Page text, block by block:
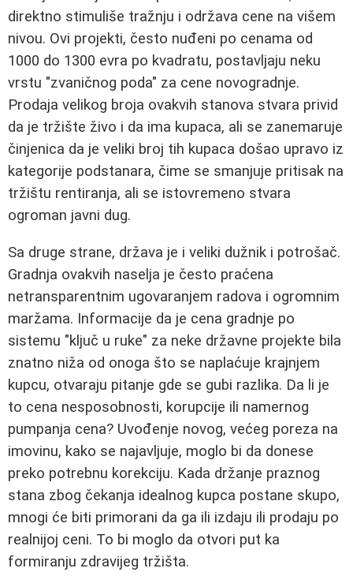
direktno stimuliše tražnju i održava cene na višem
nivou. Ovi projekti, često nuđeni po cenama od
1000 do 1300 evra po kvadratu, postavljaju neku
vrstu "zvaničnog poda" za cene novogradnje.
Prodaja velikog broja ovakvih stanova stvara privid
da je tržište živo i da ima kupaca, ali se zanemaruje
činjenica da je veliki broj tih kupaca došao upravo iz
kategorije podstanara, čime se smanjuje pritisak na
tržištu rentiranja, ali se istovremeno stvara
ogroman javni dug.
Sa druge strane, država je i veliki dužnik i potrošač.
Gradnja ovakvih naselja je često praćena
netransparentnim ugovaranjem radova i ogromnim
maržama. Informacije da je cena gradnje po
sistemu "ključ u ruke" za neke državne projekte bila
znatno niža od onoga što se naplaćuje krajnjem
kupcu, otvaraju pitanje gde se gubi razlika. Da li je
to cena nesposobnosti, korupcije ili namernog
pumpanja cena? Uvođenje novog, većeg poreza na
imovinu, kako se najavljuje, moglo bi da donese
preko potrebnu korekciju. Kada držanje praznog
stana zbog čekanja idealnog kupca postane skupo,
mnogi će biti primorani da ga ili izdaju ili prodaju po
realnijoj ceni. To bi moglo da otvori put ka
formiranju zdravijeg tržišta.